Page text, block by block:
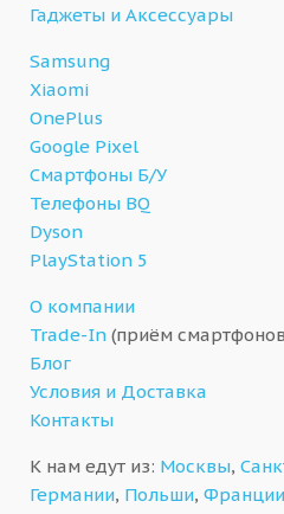
Гаджеты и Аксессуары
Samsung
Xiaomi
OnePlus
Google Pixel
Смартфоны Б/У
Телефоны BQ
Dyson
PlayStation 5
О компании
Trade-In (приём
Блог
Условия и Доставка
Контакты
К нам едут из: Москвы,
Германии, Польши, Франции